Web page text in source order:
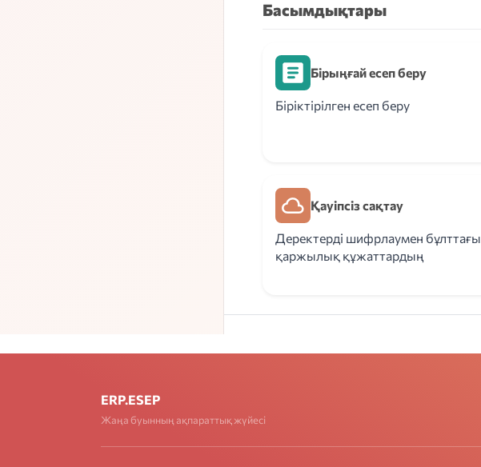
Басымдықтары
Бірыңғай есеп беру
Біріктірілген есеп беру
Қауіпсіз сақтау
Деректерді шифрлаумен бұлттағы
қаржылық құжаттардың
ERP.ESEP
Жаңа буынның ақпараттық жүйесі